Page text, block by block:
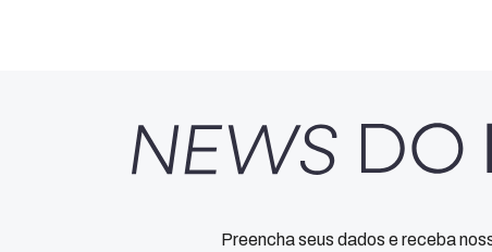
Preencha seus dados e receba